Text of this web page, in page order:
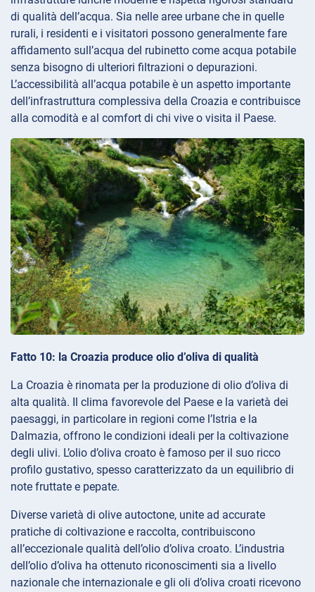
di qualità dell’acqua. Sia nelle aree urbane che in quelle
rurali, i residenti e i visitatori possono generalmente fare
affidamento sull’acqua del rubinetto come acqua potabile
senza bisogno di ulteriori filtrazioni o depurazioni.
L’accessibilità all’acqua potabile è un aspetto importante
dell’infrastruttura complessiva della Croazia e contribuisce
alla comodità e al comfort di chi vive o visita il Paese.
Fatto 10: la Croazia produce olio d’oliva di qualità
La Croazia è rinomata per la produzione di olio d’oliva di
alta qualità. Il clima favorevole del Paese e la varietà dei
paesaggi, in particolare in regioni come l’Istria e la
Dalmazia, offrono le condizioni ideali per la coltivazione
degli ulivi. L’olio d’oliva croato è famoso per il suo ricco
profilo gustativo, spesso caratterizzato da un equilibrio di
note fruttate e pepate.
Diverse varietà di olive autoctone, unite ad accurate
pratiche di coltivazione e raccolta, contribuiscono
all’eccezionale qualità dell’olio d’oliva croato. L’industria
dell’olio d’oliva ha ottenuto riconoscimenti sia a livello
nazionale che internazionale e gli oli d’oliva croati ricevono